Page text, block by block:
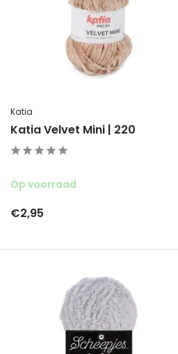
Katia
Katia Velvet Mini | 220
Op voorraad
€2,95